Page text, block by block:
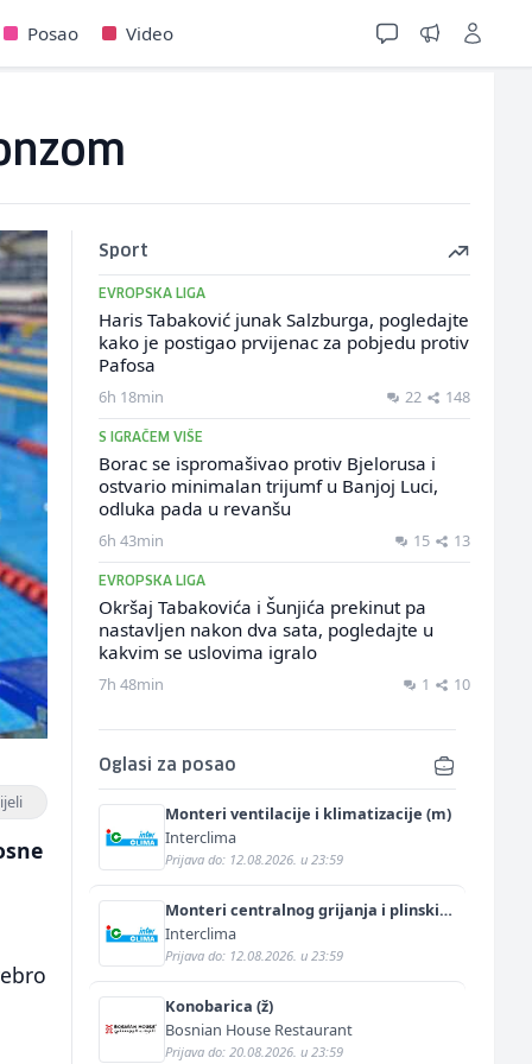
Posao Video
Sport
EVROPSKA LIGA
Haris Tabaković junak Salzburga, pogledajte
kako je postigao prvijenac za pobjedu protiv
Pafosa
6h 18min 22 148
S IGRAČEM VIŠE
Borac se ispromašivao protiv Bjelorusa i
ostvario minimalan trijumf u Banjoj Luci,
odluka pada u revanšu
6h 43min 15 13
EVROPSKA LIGA
Okršaj Tabakovića i Šunjića prekinut pa
nastavljen nakon dva sata, pogledajte u
kakvim se uslovima igralo
7h 48min 1 10
Oglasi za posao
Monteri ventilacije i klimatizacije (m)
Interclima
Prijava do: 12.08.2026. u 23:59
Monteri centralnog grijanja i plinskih
instalacija (m)
Interclima
Prijava do: 12.08.2026. u 23:59
Konobarica (ž)
Bosnian House Restaurant
Prijava do: 20.08.2026. u 23:59